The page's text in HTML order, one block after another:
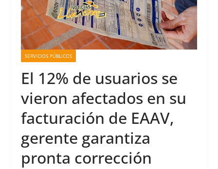
SERVICIOS PÚBLICOS
El 12% de usuarios se
vieron afectados en su
facturación de EAAV,
gerente garantiza
pronta corrección